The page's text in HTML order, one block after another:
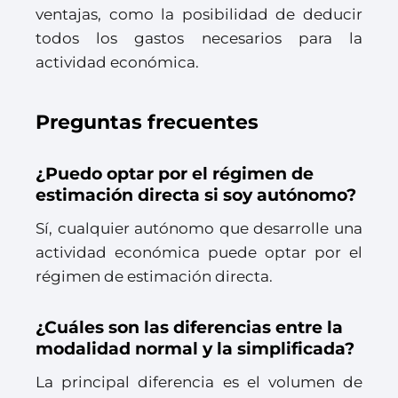
ventajas, como la posibilidad de deducir
todos los gastos necesarios para la
actividad económica.
Preguntas frecuentes
¿Puedo optar por el régimen de
estimación directa si soy autónomo?
Sí, cualquier autónomo que desarrolle una
actividad económica puede optar por el
régimen de estimación directa.
¿Cuáles son las diferencias entre la
modalidad normal y la simplificada?
La principal diferencia es el volumen de